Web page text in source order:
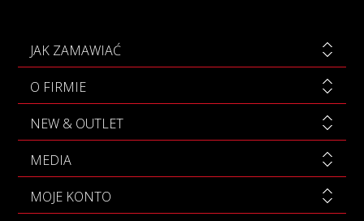
JAK ZAMAWIAĆ
O FIRMIE
NEW & OUTLET
MEDIA
MOJE KONTO